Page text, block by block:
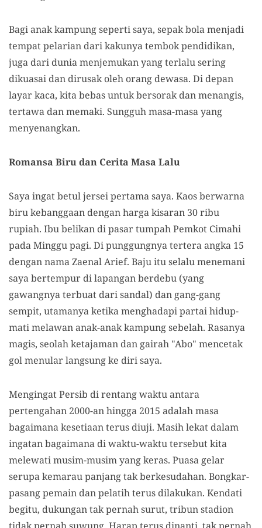
Bagi anak kampung seperti saya, sepak bola menjadi
tempat pelarian dari kakunya tembok pendidikan,
juga dari dunia menjemukan yang terlalu sering
dikuasai dan dirusak oleh orang dewasa. Di depan
layar kaca, kita bebas untuk bersorak dan menangis,
tertawa dan memaki. Sungguh masa-masa yang
menyenangkan.
Romansa Biru dan Cerita Masa Lalu
Saya ingat betul jersei pertama saya. Kaos berwarna
biru kebanggaan dengan harga kisaran 30 ribu
rupiah. Ibu belikan di pasar tumpah Pemkot Cimahi
pada Minggu pagi. Di punggungnya tertera angka 15
dengan nama Zaenal Arief. Baju itu selalu menemani
saya bertempur di lapangan berdebu (yang
gawangnya terbuat dari sandal) dan gang-gang
sempit, utamanya ketika menghadapi partai hidup-
mati melawan anak-anak kampung sebelah. Rasanya
magis, seolah ketajaman dan gairah "Abo" mencetak
gol menular langsung ke diri saya.
Mengingat Persib di rentang waktu antara
pertengahan 2000-an hingga 2015 adalah masa
bagaimana kesetiaan terus diuji. Masih lekat dalam
ingatan bagaimana di waktu-waktu tersebut kita
melewati musim-musim yang keras. Puasa gelar
serupa kemarau panjang tak berkesudahan. Bongkar-
pasang pemain dan pelatih terus dilakukan. Kendati
begitu, dukungan tak pernah surut, tribun stadion